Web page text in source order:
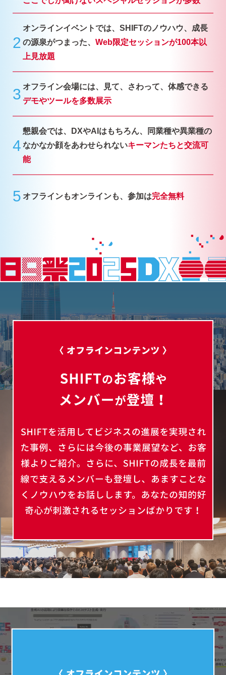
2
オンラインイベントでは、SHIFTのノウハウ、成長
の源泉がつまった、 Web限定セッションが100本以
上見放題
3 オフライン会場には、見て、さわって、体感できる
デモやツールを多数展示
4
懇親会では、DXやAIはもちろん、同業種や異業種の
なかなか顔をあわせられないキーマンたちと交流可
能
5 オフラインもオンラインも、参加は完全無料